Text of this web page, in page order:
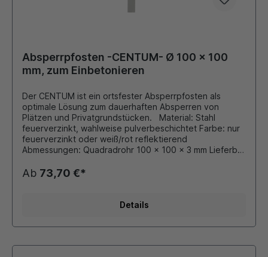
Absperrpfosten -CENTUM- Ø 100 x 100
mm, zum Einbetonieren
Der CENTUM ist ein ortsfester Absperrpfosten als
optimale Lösung zum dauerhaften Absperren von
Plätzen und Privatgrundstücken. Material: Stahl
feuerverzinkt, wahlweise pulverbeschichtet Farbe: nur
feuerverzinkt oder weiß/rot reflektierend
Abmessungen: Quadradrohr 100 x 100 x 3 mm Lieferbar
Einbetonieren: Gesamtlänge: 1300 mm Durch eigene
Pulverbeschichtungsanlage ist auch eine Beschichtung
Ab 73,70 €*
Details